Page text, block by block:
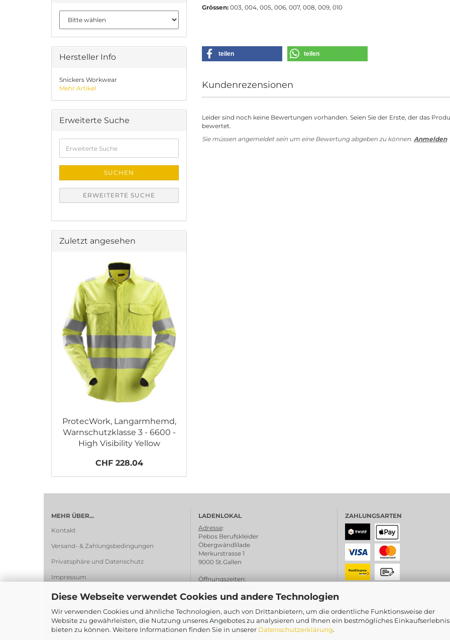
Diese Webseite verwendet Cookies und andere Technologien
Wir verwenden Cookies und ähnliche Technologien, auch von Drittanbietern, um die ordentliche Funktionsweise der
Website zu gewährleisten, die Nutzung unseres Angebotes zu analysieren und Ihnen ein bestmögliches Einkaufserlebnis
bieten zu können. Weitere Informationen finden Sie in unserer Datenschutzerklärung.
Grössen: 003, 004, 005, 006, 007, 008, 009, 010
teilen teilen
Kundenrezensionen
Leider sind noch keine Bewertungen vorhanden. Seien Sie der Erste, der das
bewertet.
Sie müssen angemeldet sein um eine Bewertung abgeben zu können. Anmelden
Hersteller Info
Snickers Workwear
Mehr Artikel
Erweiterte Suche
Suche
SUCHEN
ERWEITERTE SUCHE
Zuletzt angesehen
ProtecWork, Langarmhemd,
Warnschutzklasse 3 - 6600 -
High Visibility Yellow
CHF 228.04
MEHR ÜBER...
Kontakt
Versand- & Zahlungsbedingungen
Privatsphäre und Datenschutz
Impressum
Blog
AGB
Gutschein
LADENLOKAL
Adresse:
Pebos Berufskleider
Öbergwändlilade
Merkurstrasse 1
9000 St.Gallen
Öffnungszeiten:
Di - Fr 10:00 - 18.30
> Wegbeschreibung <
ZAHLUNGSARTEN